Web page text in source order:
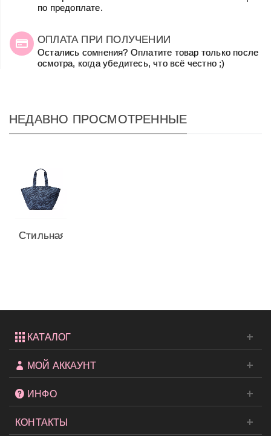
по предоплате.
ОПЛАТА ПРИ ПОЛУЧЕНИИ
Остались сомнения? Оплатите товар только после
осмотра, когда убедитесь, что всё честно ;)
НЕДАВНО ПРОСМОТРЕННЫЕ
Стильная
КАТАЛОГ
МОЙ АККАУНТ
ИНФО
КОНТАКТЫ